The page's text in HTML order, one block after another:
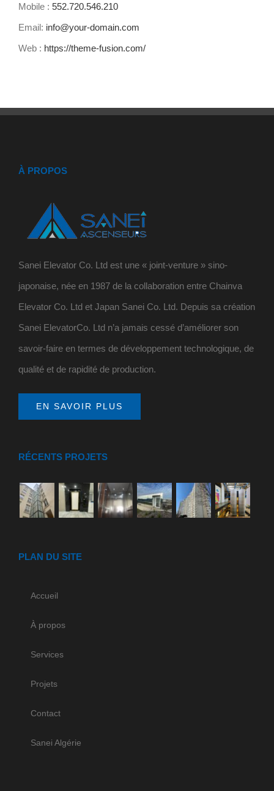
Mobile : 552.720.546.210
Email: info@your-domain.com
Web : https://theme-fusion.com/
À PROPOS
Sanei Elevator Co. Ltd est une « joint-venture » sino-
japonaise, née en 1987 de la collaboration entre Chainva
Elevator Co. Ltd et Japan Sanei Co. Ltd. Depuis sa création
Sanei ElevatorCo. Ltd n’a jamais cessé d’améliorer son
savoir-faire en termes de développement technologique, de
qualité et de rapidité de production.
EN SAVOIR PLUS
RÉCENTS PROJETS
PLAN DU SITE
Accueil
À propos
Services
Projets
Contact
Sanei Algérie